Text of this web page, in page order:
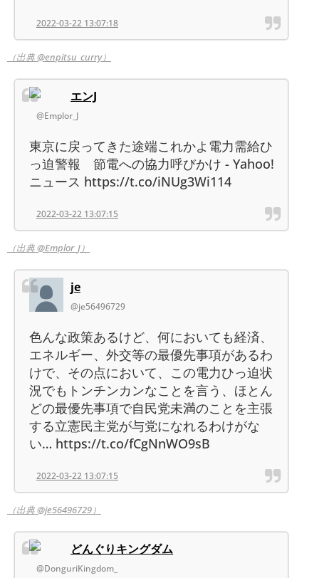
2022-03-22 13:07:18
（出典 @enpitsu_curry）
エンJ
@Emplor_J
東京に戻ってきた途端これかよ電力需給ひ
っ迫警報 節電への協力呼びかけ - Yahoo!
ニュース https://t.co/iNUg3Wi114
2022-03-22 13:07:15
（出典 @Emplor_J）
je
@je56496729
色んな政策あるけど、何においても経済、
エネルギー、外交等の最優先事項があるわ
けで、その点において、この電力ひっ迫状
況でもトンチンカンなことを言う、ほとん
どの最優先事項で自民党未満のことを主張
する立憲民主党が与党になれるわけがな
い… https://t.co/fCgNnWO9sB
2022-03-22 13:07:15
（出典 @je56496729）
どんぐりキングダム
@DonguriKingdom_